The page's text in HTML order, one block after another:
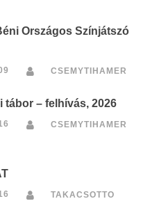
Országos Színjátszó
CSEMYTIHAMER
tábor – felhívás, 2026
CSEMYTIHAMER
TAKACSOTTO